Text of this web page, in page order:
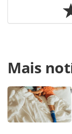
https://
turismo/
do-forum-
oferecidas na
PANROTAS
sobre direito
Mais